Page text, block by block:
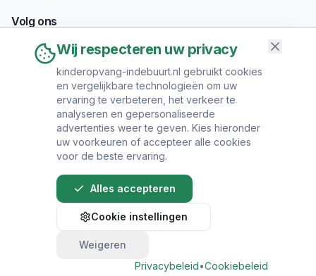
Volg ons
Informatie toevoegen?
Heeft u een tandartspraktijk? Neem contact op om uw praktijk
toe te voegen.
© 2024 Vind Tandarts. Alle rechten voorbehouden.
Over Ons
• Privacy Policy
Voorwaarden
• Sitemap
Wij respecteren uw privacy
kinderopvang-indebuurt.nl gebruikt cookies
en vergelijkbare technologieën om uw
ervaring te verbeteren, het verkeer te
analyseren en gepersonaliseerde
advertenties weer te geven. Kies hieronder
uw voorkeuren of accepteer alle cookies
voor de beste ervaring.
Alles accepteren
Cookie instellingen
Weigeren
Privacybeleid•Cookiebeleid